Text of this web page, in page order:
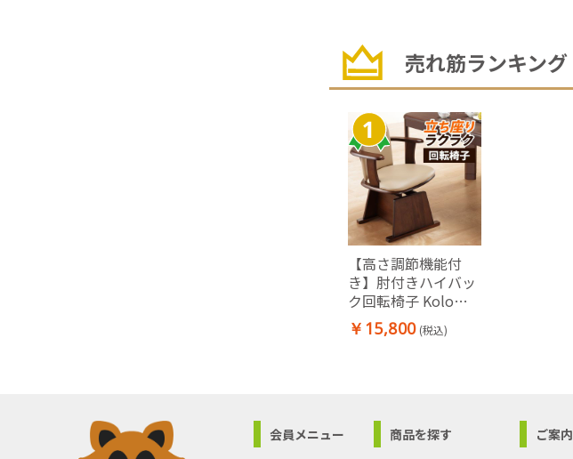
売れ筋ランキング
【高さ調節機能付
き】肘付きハイバッ
ク回転椅子 Kolo
CHAIR+〔コロチェ
ア プラス〕 肘掛 回
￥15,800 (税込)
会員メニュー
商品を探す
ご案内